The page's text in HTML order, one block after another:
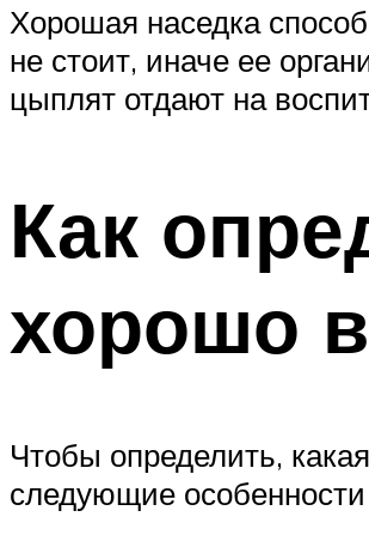
Хорошая наседка
не стоит, иначе ее
цыплят отдают на
Как
хорошо
Чтобы определить,
следующие